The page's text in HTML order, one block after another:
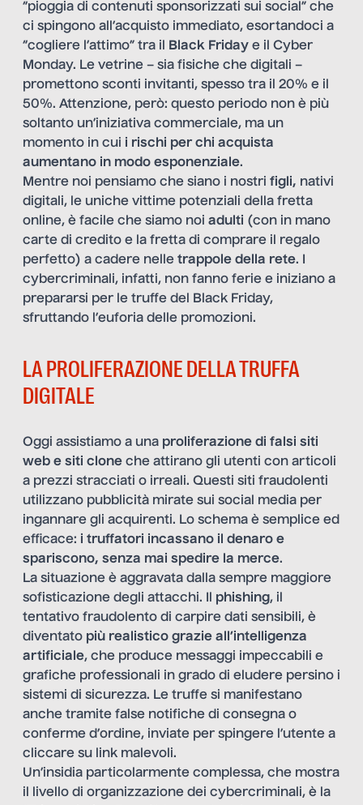
“pioggia di contenuti sponsorizzati sui social” che
ci spingono all’acquisto immediato, esortandoci a
“cogliere l’attimo” tra il Black Friday e il Cyber
Monday. Le vetrine – sia fisiche che digitali –
promettono sconti invitanti, spesso tra il 20% e il
50%. Attenzione, però: questo periodo non è più
soltanto un’iniziativa commerciale, ma un
momento in cui i rischi per chi acquista
aumentano in modo esponenziale.
Mentre noi pensiamo che siano i nostri figli, nativi
digitali, le uniche vittime potenziali della fretta
online, è facile che siamo noi adulti (con in mano
carte di credito e la fretta di comprare il regalo
perfetto) a cadere nelle trappole della rete. I
cybercriminali, infatti, non fanno ferie e iniziano a
prepararsi per le truffe del Black Friday,
sfruttando l’euforia delle promozioni.
LA PROLIFERAZIONE DELLA TRUFFA
DIGITALE
Oggi assistiamo a una proliferazione di falsi siti
web e siti clone che attirano gli utenti con articoli
a prezzi stracciati o irreali. Questi siti fraudolenti
utilizzano pubblicità mirate sui social media per
ingannare gli acquirenti. Lo schema è semplice ed
efficace: i truffatori incassano il denaro e
spariscono, senza mai spedire la merce.
La situazione è aggravata dalla sempre maggiore
sofisticazione degli attacchi. Il phishing, il
tentativo fraudolento di carpire dati sensibili, è
diventato più realistico grazie all’intelligenza
artificiale, che produce messaggi impeccabili e
grafiche professionali in grado di eludere persino i
sistemi di sicurezza. Le truffe si manifestano
anche tramite false notifiche di consegna o
conferme d’ordine, inviate per spingere l’utente a
cliccare su link malevoli.
Un’insidia particolarmente complessa, che mostra
il livello di organizzazione dei cybercriminali, è la